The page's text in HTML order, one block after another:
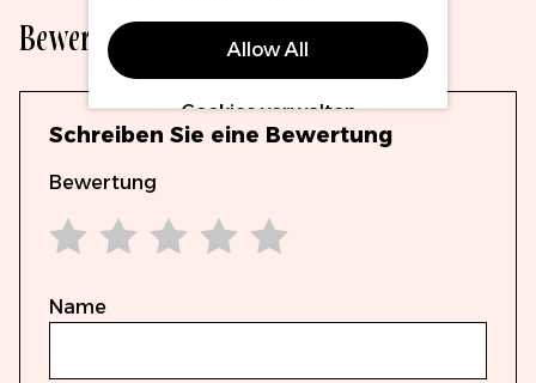
Bewertungen
Schreiben Sie eine Bewertung
Bewertung
Name
Allow All
Cookies verwalten